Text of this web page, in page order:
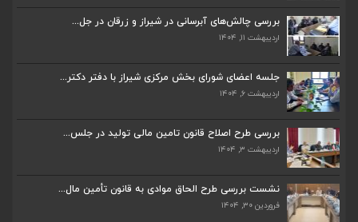
بررسی چالش‌های آبرسانی در شیراز و زرقان در جل...
اردیبهشت ۱۱, ۱۴۰۴
جلسه اعضای شورای بخش مرکزی شیراز با دفتر دکتر...
اردیبهشت ۶, ۱۴۰۴
بررسی طرح اصلاح قانون تامین مالی تولید در جلس...
اردیبهشت ۳, ۱۴۰۴
نشست بررسی طرح الحاق موادی به قانون تأمین مال...
فروردین ۳۰, ۱۴۰۴
جلسه اعضای شورای بخش مرکزی شیراز با دفتر دکتر...
پیگیری دکتر قادری و سایر نمایندگان شیراز ارتق...
اردیبهشت ۲۳, ۱۴۰۴
ضرورت تکمیل قطعات ۷ و ۸ آزادراه شیراز به اصفه...
اردیبهشت ۲۳, ۱۴۰۴